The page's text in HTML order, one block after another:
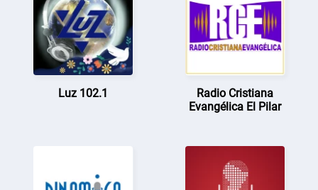
Luz 102.1
Radio Cristiana
Evangélica El Pilar